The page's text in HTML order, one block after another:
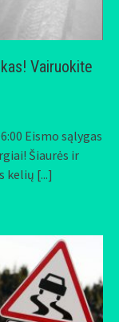
Vairuokite
Eismo sąlygas
Šiaurės ir
kelių [...]